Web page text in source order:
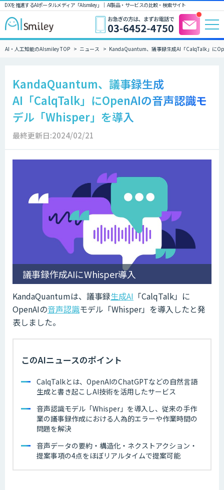
DXを推進するAIポータルメディア「AIsmiley」｜ AI製品・サービスの比較・検索サイト
AI・人工知能のAIsmiley TOP ニュース KandaQuantum、議事録生成AI「CalqTalk」に
KandaQuantum、議事録生成
AI「CalqTalk」にOpenAIの音声認識モ
デル「Whisper」を導入
最終更新日:2024/02/21
議事録作成AIにWhisper導入
KandaQuantumは、議事録生成AI 「CalqTalk」に
OpenAIの音声認識モデル「Whisper」を導入したと発
表しました。
このAIニュースのポイント
CalqTalkとは、OpenAIのChatGPTなどの自然言語
生成と書き起こしAI技術を活用したサービス
音声認識モデル「Whisper」を導入し、従来の手作
業の議事録作成における人為的エラーや作業時間の
問題を解決
音声データの要約・構造化・ネクストアクション・
提案事項の4点をほぼリアルタイムで提案可能